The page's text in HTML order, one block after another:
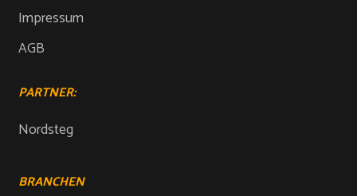
Impressum
AGB
PARTNER:
Nordsteg
BRANCHEN